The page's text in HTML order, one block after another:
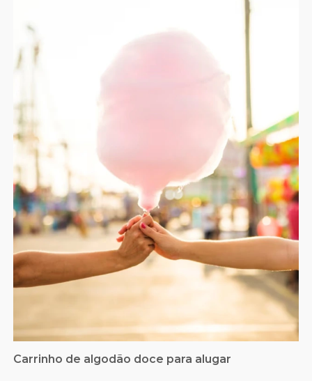
Carrinho de algodão doce para alugar